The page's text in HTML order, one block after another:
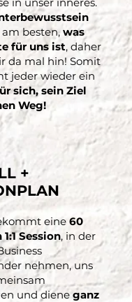
besten, was
für uns ist, daher
da mal hin! Somit
jeder wieder ein
sich, sein Ziel
Weg!
+
eine 60
Session, in der
nehmen, uns
und diene ganz